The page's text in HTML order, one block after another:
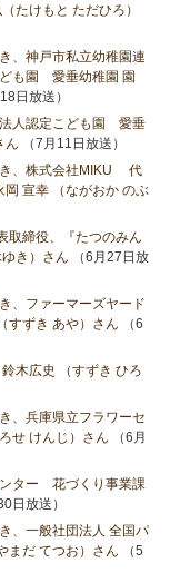
たけもと ただひろ）
、神戸市私立幼稚園連
も園 愛垂幼稚園 園
日放送）
人認定こども園 愛垂
ん （7月11日放送）
き、株式会社MIKU 代
宣幸 （ながおか のぶ
締役、『たつのみん
き）さん （6月27日放
、ファーマーズヤード
すずき あや）さん （6
木広史 （すずき ひろ
、兵庫県立フラワーセ
せ けんじ）さん （6月
ンター 花づくり事業課
日放送）
、一般社団法人 全国パ
まだ てつお）さん （5